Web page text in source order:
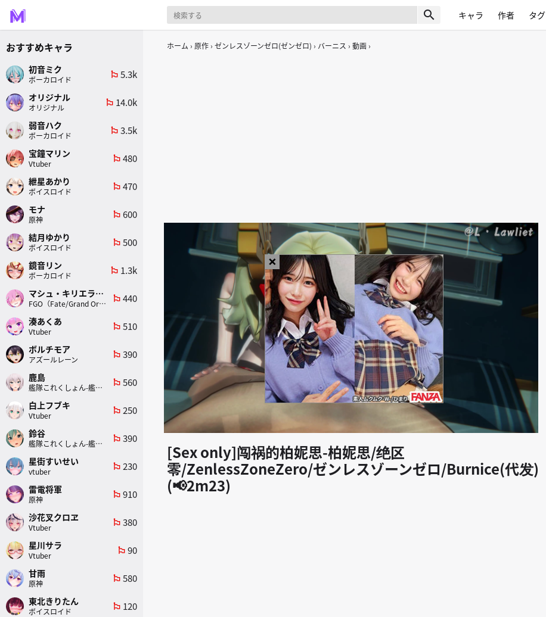
search キャラ 作者 タグ
ホーム 原作 ゼンレスゾーンゼロ(ゼンゼロ) バーニス 動画
play_arrow
×
[Sex only]闯祸的柏妮思-柏妮思/绝区
零/ZenlessZoneZero/ゼンレスゾーンゼロ/Burnice(代发)
(📢2m23)
おすすめキャラ
初音ミク
ボーカロイド
emoji_flags 5.3k
オリジナル
オリジナル
emoji_flags 14.0k
弱音ハク
ボーカロイド
emoji_flags 3.5k
宝鐘マリン
Vtuber
emoji_flags 480
紲星あかり
ボイスロイド
emoji_flags 470
モナ
原神
emoji_flags 600
結月ゆかり
ボイスロイド
emoji_flags 500
鏡音リン
ボーカロイド
emoji_flags 1.3k
マシュ・キリエライト
FGO（Fate/Grand Order）
emoji_flags 440
湊あくあ
Vtuber
emoji_flags 510
ボルチモア
アズールレーン
emoji_flags 390
鹿島
艦隊これくしょん-艦これ-
emoji_flags 560
白上フブキ
Vtuber
emoji_flags 250
鈴谷
艦隊これくしょん-艦これ-
emoji_flags 390
星街すいせい
vtuber
emoji_flags 230
雷電将軍
原神
emoji_flags 910
沙花叉クロヱ
Vtuber
emoji_flags 380
星川サラ
Vtuber
emoji_flags 90
甘雨
原神
emoji_flags 580
東北きりたん
ボイスロイド
emoji_flags 120